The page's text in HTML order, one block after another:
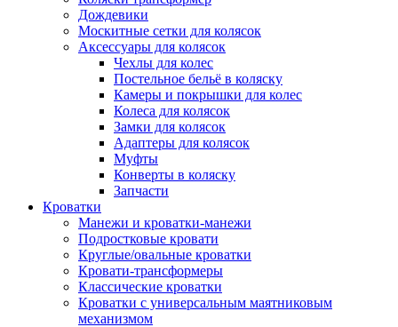
Дождевики
Москитные сетки для колясок
Аксессуары для колясок
Чехлы для колес
Постельное бельё в коляску
Камеры и покрышки для колес
Колеса для колясок
Замки для колясок
Адаптеры для колясок
Муфты
Конверты в коляску
Запчасти
Кроватки
Манежи и кроватки-манежи
Подростковые кровати
Круглые/овальные кроватки
Кровати-трансформеры
Классические кроватки
Кроватки с универсальным маятниковым
механизмом